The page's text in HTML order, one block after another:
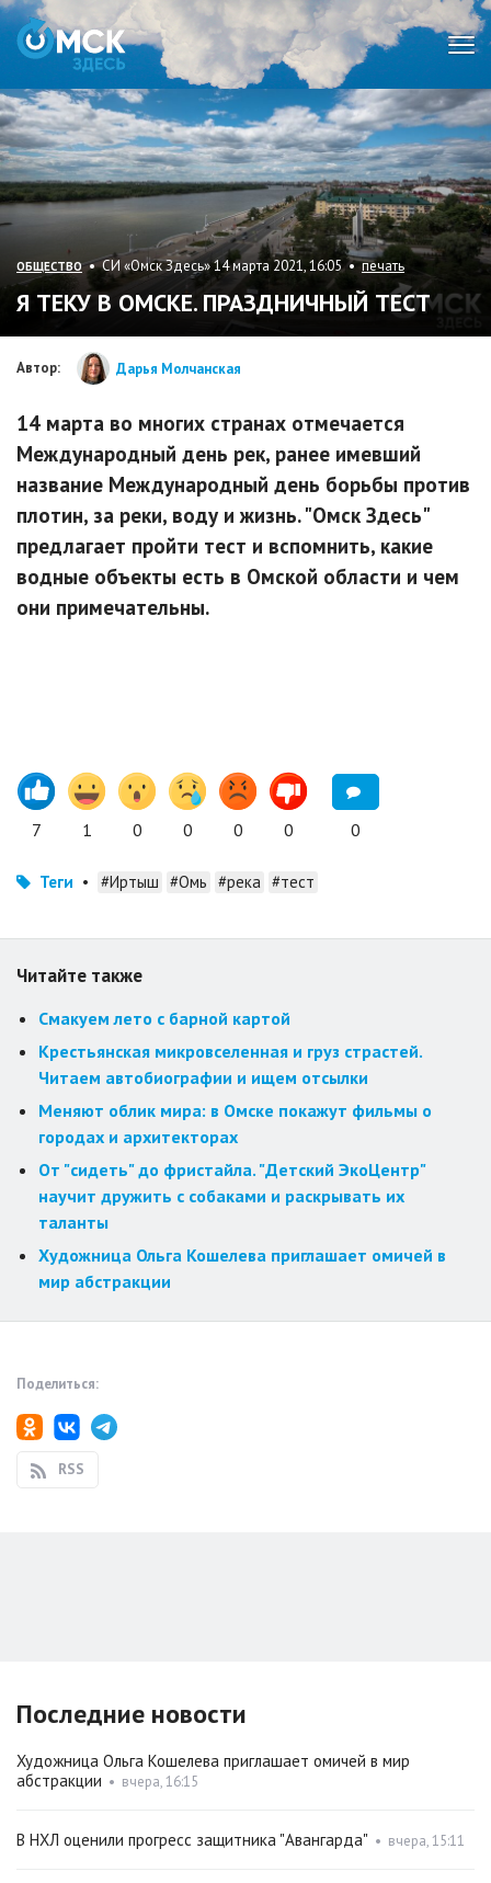
ОБЩЕСТВО• СИ «Омск Здесь» 14 марта 2021, 16:05 •печать
Я ТЕКУ В ОМСКЕ. ПРАЗДНИЧНЫЙ ТЕСТ
Автор: Дарья Молчанская
14 марта во многих странах отмечается
Международный день рек, ранее имевший
название Международный день борьбы против
плотин, за реки, воду и жизнь. "Омск Здесь"
предлагает пройти тест и вспомнить, какие
водные объекты есть в Омской области и чем
они примечательны.
7 1 0 0 0 0 0
Теги • #Иртыш #Омь #река #тест
Читайте также
Смакуем лето с барной картой
Крестьянская микровселенная и груз страстей.
Читаем автобиографии и ищем отсылки
Меняют облик мира: в Омске покажут фильмы о
городах и архитекторах
От "сидеть" до фристайла. "Детский ЭкоЦентр"
научит дружить с собаками и раскрывать их
таланты
Художница Ольга Кошелева приглашает омичей в
мир абстракции
Поделиться:
RSS
Последние новости
Художница Ольга Кошелева приглашает омичей в мир
абстракции • вчера, 16:15
В НХЛ оценили прогресс защитника "Авангарда" • вчера, 15:11